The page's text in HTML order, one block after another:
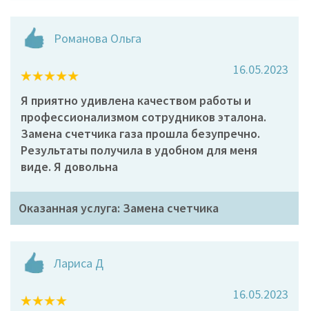
Романова Ольга
16.05.2023
Я приятно удивлена качеством работы и
профессионализмом сотрудников эталона.
Замена счетчика газа прошла безупречно.
Результаты получила в удобном для меня
виде. Я довольна
Оказанная услуга: Замена счетчика
Лариса Д
16.05.2023